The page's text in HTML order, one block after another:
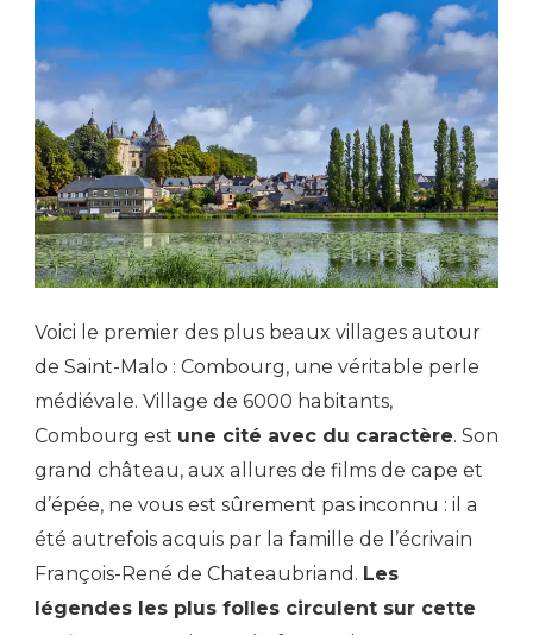
Voici le premier des plus beaux villages autour
de Saint-Malo : Combourg, une véritable perle
médiévale. Village de 6000 habitants,
Combourg est une cité avec du caractère. Son
grand château, aux allures de films de cape et
d’épée, ne vous est sûrement pas inconnu : il a
été autrefois acquis par la famille de l’écrivain
François-René de Chateaubriand. Les
légendes les plus folles circulent sur cette